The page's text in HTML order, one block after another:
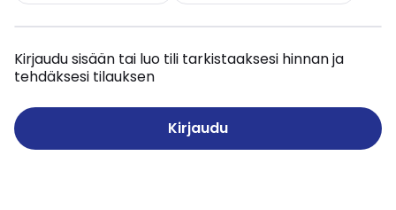
Kirjaudu sisään tai luo tili tarkistaaksesi hinnan ja
tehdäksesi tilauksen
Kirjaudu